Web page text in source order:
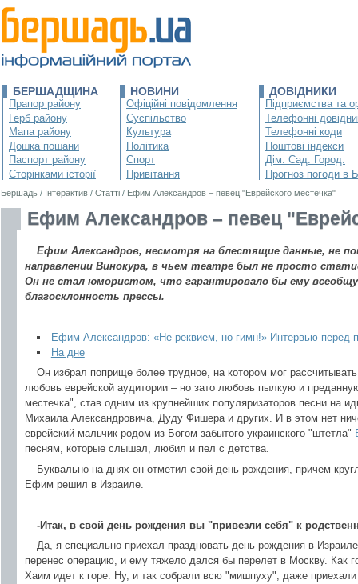
БЕРШАДЩИНА
Прапор району
Герб району
Мапа району
Дошка пошани
Паспорт району
Сторінками історії
НОВИНИ
Офіційні повідомлення
Суспільство
Культура
Політика
Спорт
Привітання
ДОВІДНИКИ
Підприємства та
Телефонні
Телефонні коди
Поштові індекси
Дім. Сад. Город.
Прогноз погоди в
Бершадь / Інтерактив / Статті / Ефим Александров – певец "Еврейского местечка"
Ефим Александров – певец
Ефим Александров, несмотря на блестящие данные, не
направлении Винокура, в чьем театре был не просто
Он не стал юмористом, что гарантировало бы ему
благосклонность прессы.
Ефим Александров: «Не реквием, но гимн!» Интервью перед
На дне
Он избрал поприще более трудное, на котором мог
любовь еврейской аудитории – но зато любовь пылкую и
местечка", став одним из крупнейших популяризаторов песни на
Михаила Александровича, Дуду Фишера и других. И в этом нет
еврейский мальчик родом из Богом забытого украинского "штетла"
песням, которые слышал, любил и пел с детства.
Буквально на днях он отметил свой день рождения, причем
Ефим решил в Израиле.
-Итак, в свой день рождения вы "привезли себя" к
Да, я специально приехал праздновать день рождения в
перенес операцию, и ему тяжело дался бы перелет в Москву. Как
Хаим идет к горе. Ну, и так собрали всю "мишпуху", даже